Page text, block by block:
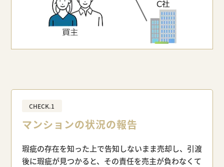
CHECK.1
マンションの状況の報告
瑕疵の存在を知った上で告知しないまま売却し、引渡
後に瑕疵が見つかると、 その責任を売主が負わなくて